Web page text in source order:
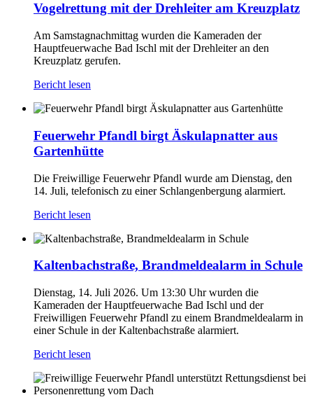
Vogelrettung mit der Drehleiter am Kreuzplatz
Am Samstagnachmittag wurden die Kameraden der
Hauptfeuerwache Bad Ischl mit der Drehleiter an den
Kreuzplatz gerufen.
Bericht lesen
Feuerwehr Pfandl birgt Äskulapnatter aus
Gartenhütte
Die Freiwillige Feuerwehr Pfandl wurde am Dienstag, den
14. Juli, telefonisch zu einer Schlangenbergung alarmiert.
Bericht lesen
Kaltenbachstraße, Brandmeldealarm in Schule
Dienstag, 14. Juli 2026. Um 13:30 Uhr wurden die
Kameraden der Hauptfeuerwache Bad Ischl und der
Freiwilligen Feuerwehr Pfandl zu einem Brandmeldealarm in
einer Schule in der Kaltenbachstraße alarmiert.
Bericht lesen